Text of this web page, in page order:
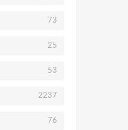
73
25
53
2237
76